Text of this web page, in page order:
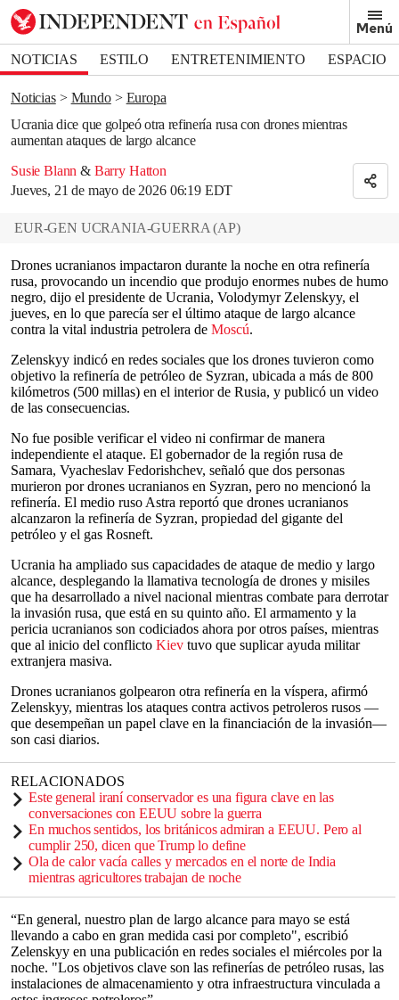
Menú
NOTICIAS ESTILO ENTRETENIMIENTO
ESPACIO
DEPORTES
Noticias Mundo
Europa
Ucrania dice que golpeó otra refinería rusa con drones mientras
aumentan ataques de largo alcance
Susie Blann & Barry Hatton
Jueves, 21 de mayo de 2026 06:19 EDT
Bookmark popover
Removed from bookmarks
Close popover
EUR-GEN UCRANIA-GUERRA (AP)
Drones ucranianos impactaron durante la noche en otra refinería
rusa, provocando un incendio que produjo enormes nubes de humo
negro, dijo el presidente de Ucrania, Volodymyr Zelenskyy, el
jueves, en lo que parecía ser el último ataque de largo alcance
contra la vital industria petrolera de Moscú.
Zelenskyy indicó en redes sociales que los drones tuvieron como
objetivo la refinería de petróleo de Syzran, ubicada a más de 800
kilómetros (500 millas) en el interior de Rusia, y publicó un video
de las consecuencias.
No fue posible verificar el video ni confirmar de manera
independiente el ataque. El gobernador de la región rusa de
Samara, Vyacheslav Fedorishchev, señaló que dos personas
murieron por drones ucranianos en Syzran, pero no mencionó la
refinería. El medio ruso Astra reportó que drones ucranianos
alcanzaron la refinería de Syzran, propiedad del gigante del
petróleo y el gas Rosneft.
Ucrania ha ampliado sus capacidades de ataque de medio y largo
alcance, desplegando la llamativa tecnología de drones y misiles
que ha desarrollado a nivel nacional mientras combate para derrotar
la invasión rusa, que está en su quinto año. El armamento y la
pericia ucranianos son codiciados ahora por otros países, mientras
que al inicio del conflicto Kiev tuvo que suplicar ayuda militar
extranjera masiva.
Drones ucranianos golpearon otra refinería en la víspera, afirmó
Zelenskyy, mientras los ataques contra activos petroleros rusos —
que desempeñan un papel clave en la financiación de la invasión—
son casi diarios.
RELACIONADOS
Este general iraní conservador es una figura clave en las
conversaciones con EEUU sobre la guerra
En muchos sentidos, los británicos admiran a EEUU. Pero al
cumplir 250, dicen que Trump lo define
Ola de calor vacía calles y mercados en el norte de India
mientras agricultores trabajan de noche
“En general, nuestro plan de largo alcance para mayo se está
llevando a cabo en gran medida casi por completo", escribió
Zelenskyy en una publicación en redes sociales el miércoles por la
noche. "Los objetivos clave son las refinerías de petróleo rusas, las
instalaciones de almacenamiento y otra infraestructura vinculada a